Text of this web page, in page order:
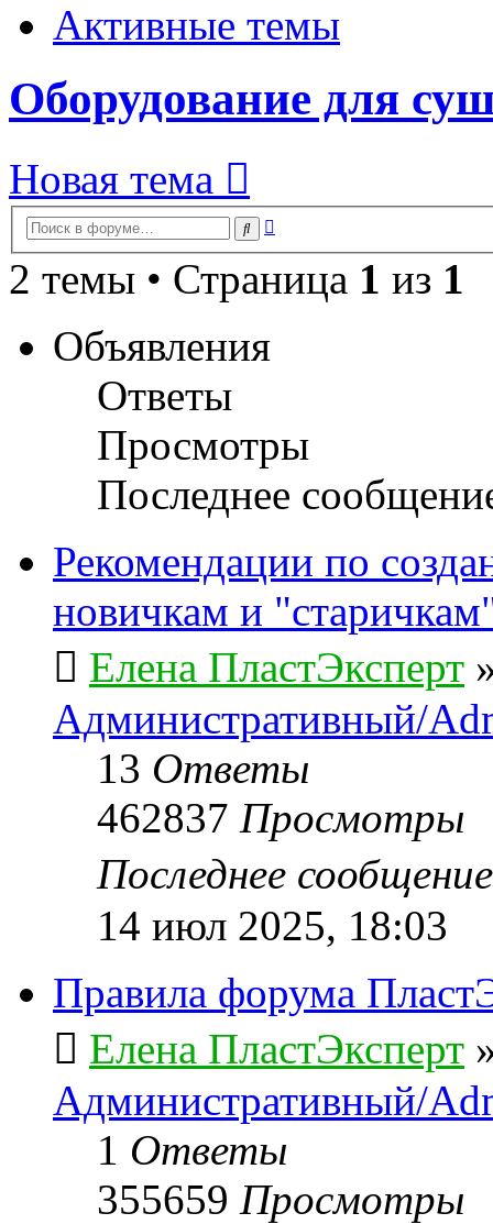
Активные темы
Оборудование для
Новая тема
Поиск
2 темы • Страница 1 из 1
Объявления
Ответы
Просмотры
Последнее
Рекомендации по
новичкам и
Елена ПластЭксперт
Административный/
13 Ответы
462837 Просмотры
Последнее
14 июл 2025, 18:03
Правила форума
Елена ПластЭксперт
Административный/
1 Ответы
355659 Просмотры